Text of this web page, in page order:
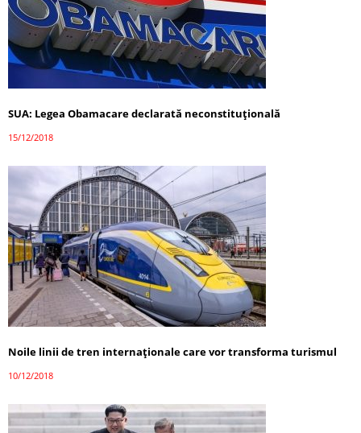
SUA: Legea Obamacare declarată neconstituţională
15/12/2018
Noile linii de tren internaţionale care vor transforma turismul
10/12/2018